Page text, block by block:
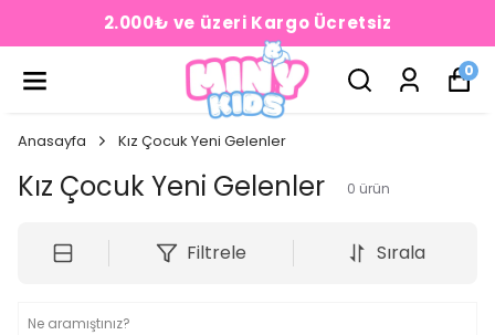
2.000₺ ve üzeri Kargo Ücretsiz
0
Anasayfa Kız Çocuk Yeni Gelenler
Kız Çocuk Yeni Gelenler 0 ürün
Filtrele Sırala